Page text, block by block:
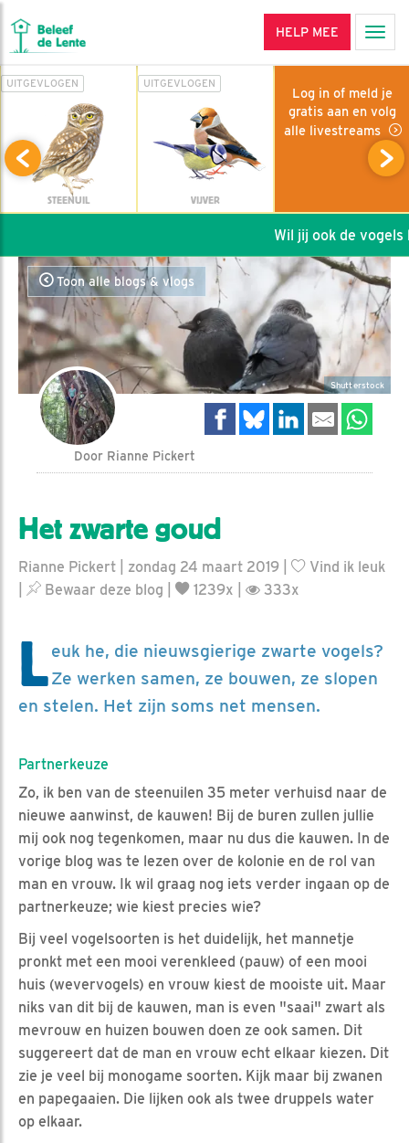
HELP MEE
UITGEVLOGEN
STEENUIL
UITGEVLOGEN
VIJVER
Log in of meld je
gratis aan en volg
alle livestreams
Wil jij ook de vogels
Toon alle blogs & vlogs
Shutterstock
Door Rianne Pickert
Het zwarte goud
Rianne Pickert | zondag 24 maart 2019 |
Vind ik leuk
Bewaar deze blog 1239x | 333x
Leuk he, die nieuwsgierige zwarte vogels?
Ze werken samen, ze bouwen, ze slopen
en stelen. Het zijn soms net mensen.
Partnerkeuze
Zo, ik ben van de steenuilen 35 meter verhuisd naar de
nieuwe aanwinst, de kauwen! Bij de buren zullen jullie
mij ook nog tegenkomen, maar nu dus die kauwen. In de
vorige blog was te lezen over de kolonie en de rol van
man en vrouw. Ik wil graag nog iets verder ingaan op de
partnerkeuze; wie kiest precies wie?
Bij veel vogelsoorten is het duidelijk, het mannetje
pronkt met een mooi verenkleed (pauw) of een mooi
huis (wevervogels) en vrouw kiest de mooiste uit. Maar
niks van dit bij de kauwen, man is even "saai" zwart als
mevrouw en huizen bouwen doen ze ook samen. Dit
suggereert dat de man en vrouw echt elkaar kiezen. Dit
zie je veel bij monogame soorten. Kijk maar bij zwanen
en papegaaien. Die lijken ook als twee druppels water
op elkaar.